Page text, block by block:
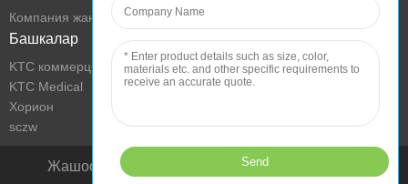
Компания жаңылыктары
Башкалар
KTC коммерциялык дисплей
KTC Medical
Хорион
sczw
Жашоо шартын технология менен жакшыртуу